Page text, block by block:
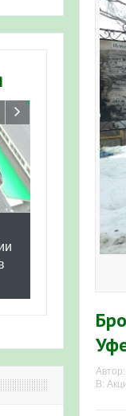
и осмотр
башкирских
птиц в европейской
перекличка-2026»
орнитофауны на
Автор:
В: